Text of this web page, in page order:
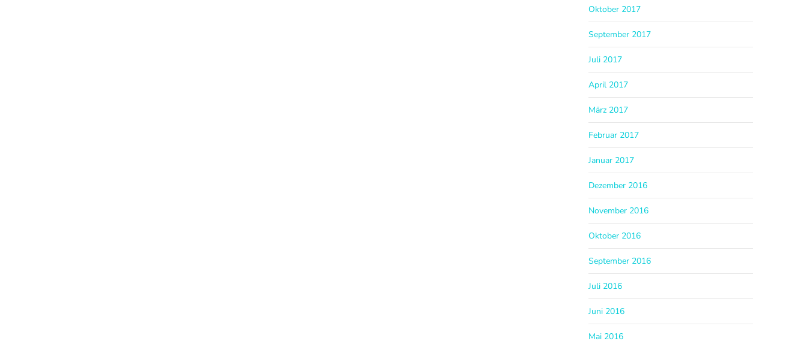
Oktober 2017
September 2017
Juli 2017
April 2017
März 2017
Februar 2017
Januar 2017
Dezember 2016
November 2016
Oktober 2016
September 2016
Juli 2016
Juni 2016
Mai 2016